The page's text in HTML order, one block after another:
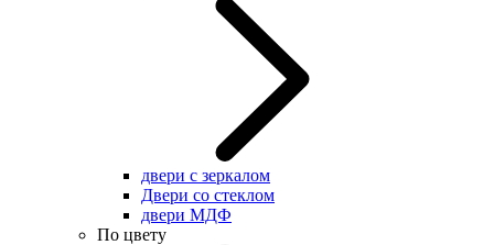
двери с зеркалом
Двери со стеклом
двери МДФ
По цвету